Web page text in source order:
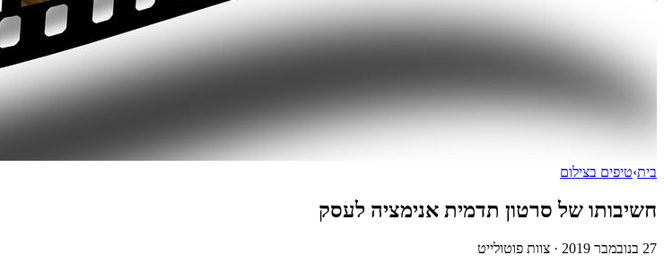
בית›טיפים בצילום
חשיבותו של סרטון תדמית אנימציה לעסק
27 בנובמבר 2019 · צוות פוטולייט